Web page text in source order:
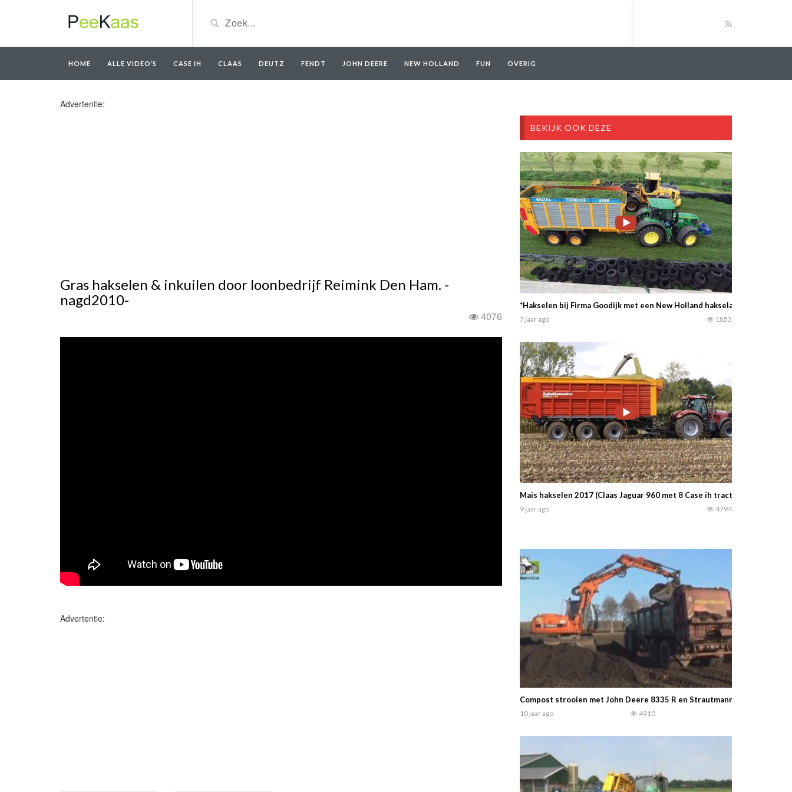
HOME ALLE VIDEO’S CASE IH CLAAS DEUTZ FENDT JOHN DEERE NEW HOLLAND FUN OVERIG
Advertentie:
Gras hakselen & inkuilen door loonbedrijf Reimink Den Ham. -
nagd2010-
4076
Advertentie:
BEKIJK OOK DEZE
*Hakselen bij Firma Goodijk met een New Holland hakselaar en John
7 jaar ago 1853
Mais hakselen 2017 (Claas Jaguar 960 met 8 Case ih tractoren.
9 jaar ago 4794
Compost strooien met John Deere 8335 R en Strautmann Streublitz
10 jaar ago 4910